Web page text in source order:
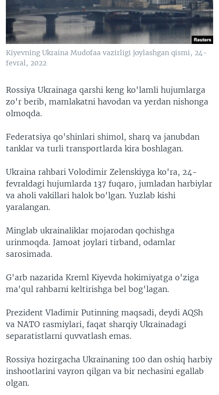
VIDEO
XABARLAR SURATLARDA
ODNOKLASSNIKI
TELEGRAM
TWITTER
SOUNDCLOUD
VOA
Kiyevning Ukraina Mudofaa vazirligi joylashgan qismi, 24-
fevral, 2022
Rossiya Ukrainaga qarshi keng ko'lamli hujumlarga
zo'r berib, mamlakatni havodan va yerdan nishonga
olmoqda.
Federatsiya qo'shinlari shimol, sharq va janubdan
tanklar va turli transportlarda kira boshlagan.
Ukraina rahbari Volodimir Zelenskiyga ko'ra, 24-
fevraldagi hujumlarda 137 fuqaro, jumladan harbiylar
va aholi vakillari halok bo'lgan. Yuzlab kishi
yaralangan.
Minglab ukrainaliklar mojarodan qochishga
urinmoqda. Jamoat joylari tirband, odamlar
sarosimada.
G'arb nazarida Kreml Kiyevda hokimiyatga o'ziga
ma'qul rahbarni keltirishga bel bog'lagan.
Prezident Vladimir Putinning maqsadi, deydi AQSh
va NATO rasmiylari, faqat sharqiy Ukrainadagi
separatistlarni quvvatlash emas.
Rossiya hozirgacha Ukrainaning 100 dan oshiq harbiy
inshootlarini vayron qilgan va bir nechasini egallab
olgan.